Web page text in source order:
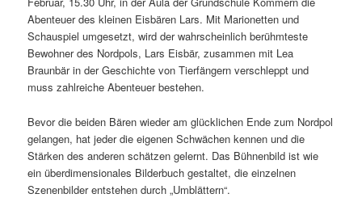
Abenteuer des kleinen Eisbären Lars. Mit Marionetten und
Schauspiel umgesetzt, wird der wahrscheinlich berühmteste
Bewohner des Nordpols, Lars Eisbär, zusammen mit Lea
Braunbär in der Geschichte von Tierfängern verschleppt und
muss zahlreiche Abenteuer bestehen.
Bevor die beiden Bären wieder am glücklichen Ende zum Nordpol
gelangen, hat jeder die eigenen Schwächen kennen und die
Stärken des anderen schätzen gelernt. Das Bühnenbild ist wie
ein überdimensionales Bilderbuch gestaltet, die einzelnen
Szenenbilder entstehen durch „Umblättern“.